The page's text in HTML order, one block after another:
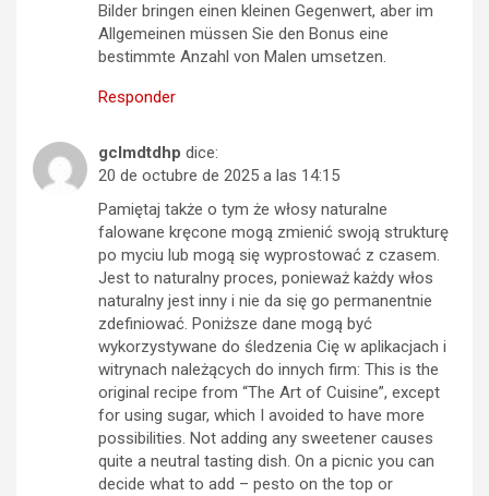
Bilder bringen einen kleinen Gegenwert, aber im
Allgemeinen müssen Sie den Bonus eine
bestimmte Anzahl von Malen umsetzen.
Responder
gclmdtdhp dice:
20 de octubre de 2025 a las 14:15
Pamiętaj także o tym że włosy naturalne
falowane kręcone mogą zmienić swoją strukturę
po myciu lub mogą się wyprostować z czasem.
Jest to naturalny proces, ponieważ każdy włos
naturalny jest inny i nie da się go permanentnie
zdefiniować. Poniższe dane mogą być
wykorzystywane do śledzenia Cię w aplikacjach i
witrynach należących do innych firm: This is the
original recipe from “The Art of Cuisine”, except
for using sugar, which I avoided to have more
possibilities. Not adding any sweetener causes
quite a neutral tasting dish. On a picnic you can
decide what to add – pesto on the top or